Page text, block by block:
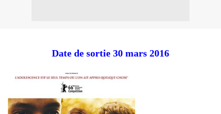
Date de sortie 30 mars 2016